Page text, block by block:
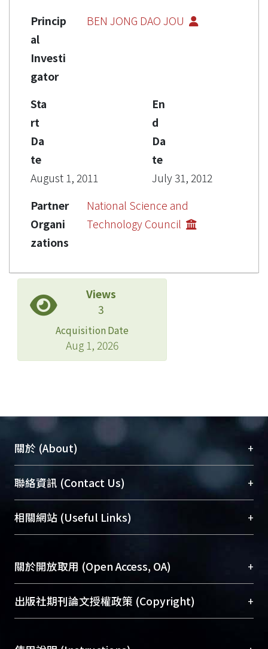
Princip
al
Investi
gator
BEN JONG DAO JOU
Sta
rt
Da
te
August 1, 2011
En
d
Da
te
July 31, 2012
Partner
Organi
zations
National Science and
Technology Council
Views
3
Acquisition Date
Aug 1, 2026
關於 (About) +
臺大位居世界頂尖大學之列，為永久珍藏及向國際
展現本校豐碩的研究成果及學術能量，圖書館整合
機構典藏（NTUR）與學術庫（AH）不同功能平
台，成為臺大學術典藏NTU scholars。期能整合研
成果。
To permanently archive and promote researcher
profiles and scholarly works, Library integrates the
services of “NTU Repository” with “Academic
聯絡資訊 (Contact Us) +
總館學科館員(Main Library)
醫學圖書館學科館員(Medical Library)
Sciences Library)
相關網站 (Useful Links) +
關於開放取用 (Open Access, OA) +
開放取用是從使用者角度提升資訊取用性的社會運
動，應用在學術研究上是透過將研究著作公開供使
出版社期刊論文授權政策 (Copyright) +